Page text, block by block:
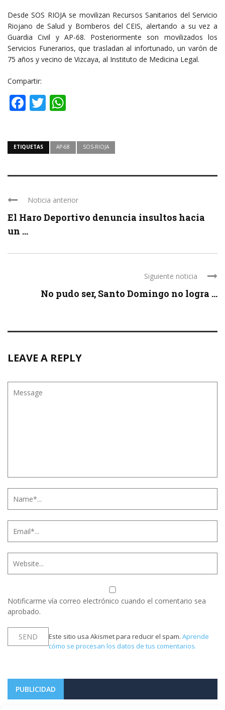
Desde SOS RIOJA se movilizan Recursos Sanitarios del Servicio
Riojano de Salud y Bomberos del CEIS, alertando a su vez a
Guardia Civil y AP-68. Posteriormente son movilizados los
Servicios Funerarios, que trasladan al infortunado, un varón de
75 años y vecino de Vizcaya, al Instituto de Medicina Legal.
Compartir:
Facebook
Twitter
ETIQUETAS AP-68 SOS-RIOJA
Noticia anterior
El Haro Deportivo denuncia insultos hacia
un ...
Siguiente noticia
No pudo ser, Santo Domingo no logra ...
LEAVE A REPLY
Notificarme vía correo electrónico cuando el comentario sea
aprobado.
Este sitio usa Akismet para reducir el spam. Aprende
cómo se procesan los datos de tus comentarios.
PUBLICIDAD